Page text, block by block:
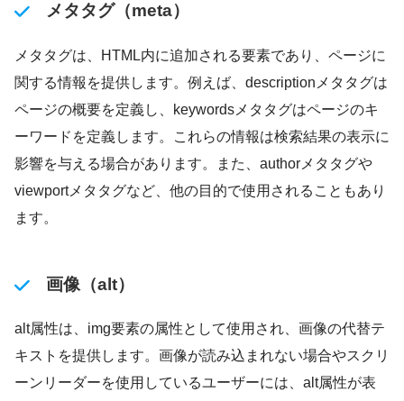
メタタグ（meta）
メタタグは、HTML内に追加される要素であり、ページに
関する情報を提供します。例えば、descriptionメタタグは
ページの概要を定義し、keywordsメタタグはページのキ
ーワードを定義します。これらの情報は検索結果の表示に
影響を与える場合があります。また、authorメタタグや
viewportメタタグなど、他の目的で使用されることもあり
ます。
画像（alt）
alt属性は、img要素の属性として使用され、画像の代替テ
キストを提供します。画像が読み込まれない場合やスクリ
ーンリーダーを使用しているユーザーには、alt属性が表